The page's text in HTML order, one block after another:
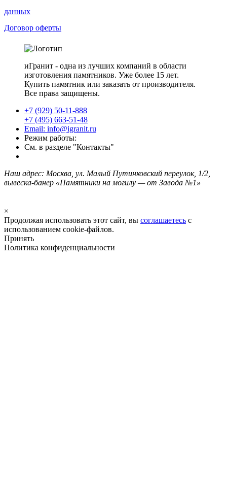
данных
Договор оферты
иГранит - одна из лучших компаний в области
изготовления памятников. Уже более 15 лет.
Купить памятник или заказать от производителя.
Все права защищены.
+7 (929) 50-11-888
+7 (495) 663-51-48
Email: info@igranit.ru
Режим работы:
См. в разделе "Контакты"
Наш адрес: Москва, ул. Малый Путинковский переулок, 1/2,
вывеска-банер «Памятники на могилу — от Завода №1»
×
Продолжая использовать этот сайт, вы соглашаетесь с
использованием cookie-файлов.
Принять
Политика конфиденциальности